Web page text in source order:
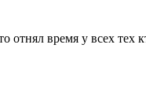
время у всех тех